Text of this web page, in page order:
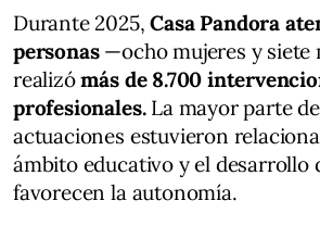
Durante 2025,Casa Pandora
personas—ocho mujeres y siete
realizómás de 8.700
profesionales.La mayor parte
actuaciones estuvieron
ámbito educativo y el desarrollo
favorecen la autonomía.